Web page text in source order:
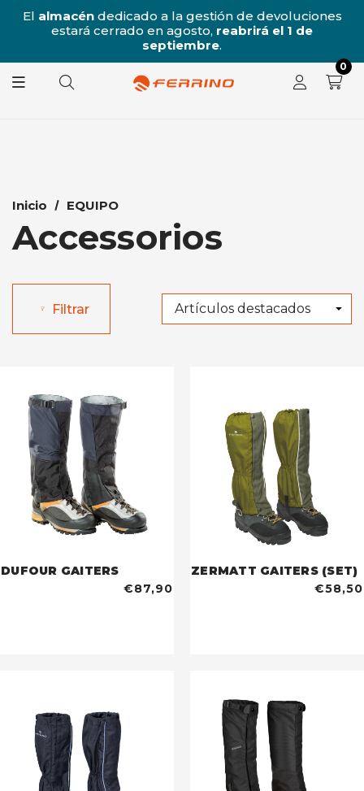
El almacéndedicado a la gestión de devoluciones
estará cerrado en agosto, reabrirá el 1 de
septiembre.
0
Inicio EQUIPO
Accessorios
Filtrar
DUFOUR GAITERS
€87,90
ZERMATT GAITERS (SET)
€58,50